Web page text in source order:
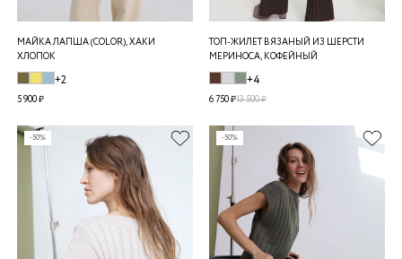
МАЙКА ЛАПША (COLOR), ХАКИ
ХЛОПОК
+2
5 900 ₽
ТОП-ЖИЛЕТ ВЯЗАНЫЙ ИЗ ШЕРСТИ
МЕРИНОСА, КОФЕЙНЫЙ
+4
6 750 ₽13 500 ₽
-50% -50%